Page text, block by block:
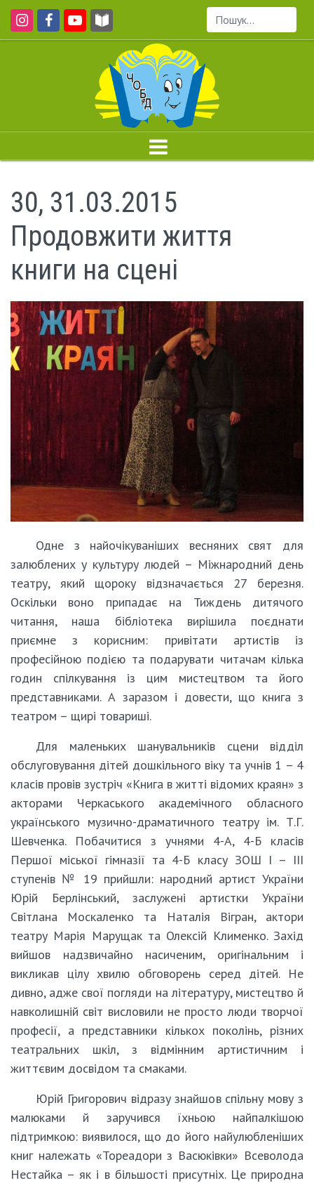
Пошук...
30, 31.03.2015
Продовжити життя
книги на сцені
Одне з найочікуваніших весняних свят для
залюблених у культуру людей – Міжнародний день
театру, який щороку відзначається 27 березня.
Оскільки воно припадає на Тиждень дитячого
читання, наша бібліотека вирішила поєднати
приємне з корисним: привітати артистів із
професійною подією та подарувати читачам кілька
годин спілкування із цим мистецтвом та його
представниками. А заразом і довести, що книга з
театром – щирі товариші.
Для маленьких шанувальників сцени відділ
обслуговування дітей дошкільного віку та учнів 1 – 4
класів провів зустріч «Книга в житті відомих краян» з
акторами Черкаського академічного обласного
українського музично-драматичного театру ім. Т.Г.
Шевченка. Побачитися з учнями 4-А, 4-Б класів
Першої міської гімназії та 4-Б класу ЗОШ І – ІІІ
ступенів № 19 прийшли: народний артист України
Юрій Берлінський, заслужені артистки України
Світлана Москаленко та Наталія Вігран, актори
театру Марія Марущак та Олексій Клименко. Захід
вийшов надзвичайно насиченим, оригінальним і
викликав цілу хвилю обговорень серед дітей. Не
дивно, адже свої погляди на літературу, мистецтво й
навколишній світ висловили не просто люди творчої
професії, а представники кількох поколінь, різних
театральних шкіл, з відмінним артистичним і
життєвим досвідом та смаками.
Юрій Григорович відразу знайшов спільну мову з
малюками й заручився їхньою найпалкішою
підтримкою: виявилося, що до його найулюбленіших
книг належать «Тореадори з Васюківки» Всеволода
Нестайка – як і в більшості присутніх. Це природна